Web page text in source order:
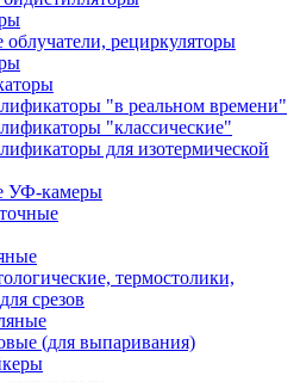
рециркуляторы
"в реальном времени"
"классические"
для изотермической
УФ-камеры
термостолики,
срезов
(для выпаривания)